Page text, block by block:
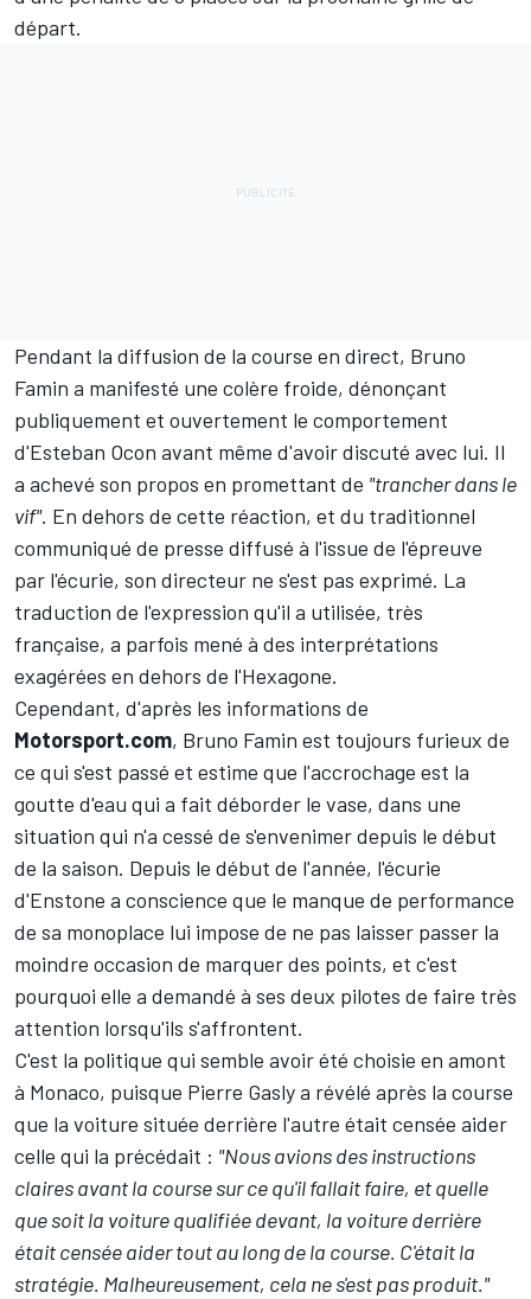
départ.
Pendant la diffusion de la course en direct, Bruno
Famin a manifesté une colère froide, dénonçant
publiquement et ouvertement le comportement
d'Esteban Ocon avant même d'avoir discuté avec lui. Il
a achevé son propos en promettant de "trancher dans le
vif". En dehors de cette réaction, et du traditionnel
communiqué de presse diffusé à l'issue de l'épreuve
par l'écurie, son directeur ne s'est pas exprimé. La
traduction de l'expression qu'il a utilisée, très
française, a parfois mené à des interprétations
exagérées en dehors de l'Hexagone.
Cependant, d'après les informations de
Motorsport.com, Bruno Famin est toujours furieux de
ce qui s'est passé et estime que l'accrochage est la
goutte d'eau qui a fait déborder le vase, dans une
situation qui n'a cessé de s'envenimer depuis le début
de la saison. Depuis le début de l'année, l'écurie
d'Enstone a conscience que le manque de performance
de sa monoplace lui impose de ne pas laisser passer la
moindre occasion de marquer des points, et c'est
pourquoi elle a demandé à ses deux pilotes de faire très
attention lorsqu'ils s'affrontent.
C'est la politique qui semble avoir été choisie en amont
à Monaco, puisque Pierre Gasly a révélé après la course
que la voiture située derrière l'autre était censée aider
celle qui la précédait : "Nous avions des instructions
claires avant la course sur ce qu'il fallait faire, et quelle
que soit la voiture qualifiée devant, la voiture derrière
était censée aider tout au long de la course. C'était la
stratégie. Malheureusement, cela ne s'est pas produit."